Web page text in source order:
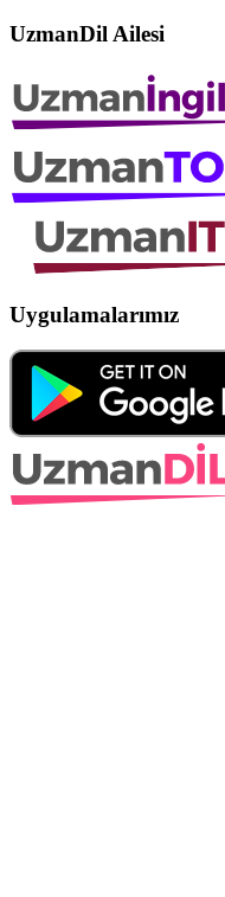
UzmanDil Ailesi
Uygulamalarımız